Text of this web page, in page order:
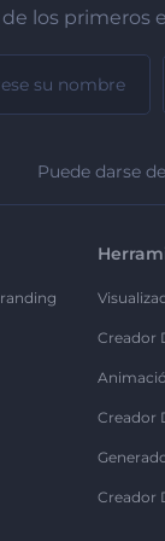
de los primeros
Puede darse
Creador
Creador
Creador